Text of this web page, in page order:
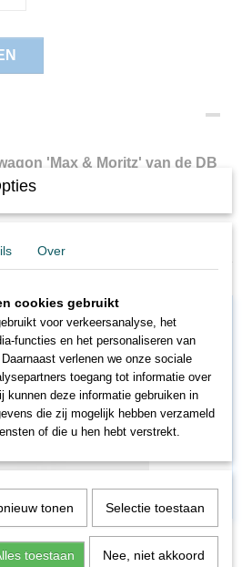
'Max & Moritz' van de DB
de Gasthaus-Brouwerij Max & Moritz
Over
cookies gebruikt
voor verkeersanalyse, het
functies en het personaliseren van
verlenen we onze sociale
toegang tot informatie over
kunnen deze informatie gebruiken in
die zij mogelijk hebben verzameld
of die u hen hebt verstrekt.
tonen Selectie toestaan
toestaan Nee, niet akkoord